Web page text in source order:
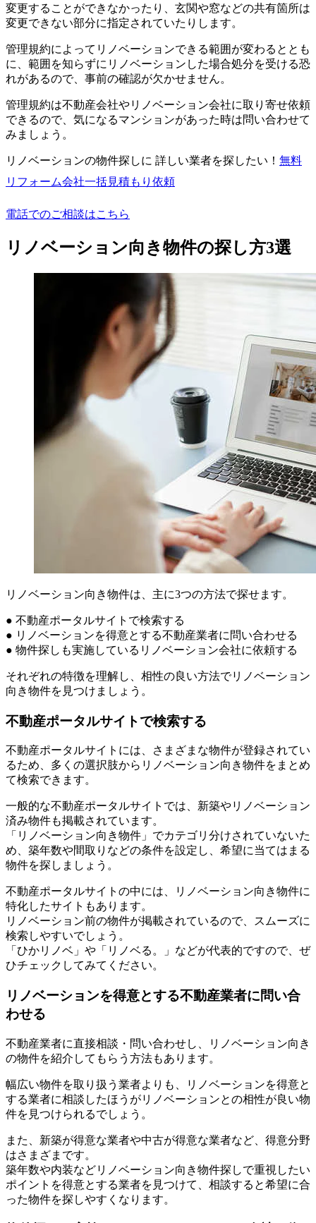
変更することができなかったり、玄関や窓などの共有箇所は
変更できない部分に指定されていたりします。
管理規約によってリノベーションできる範囲が変わるととも
に、範囲を知らずにリノベーションした場合処分を受ける恐
れがあるので、事前の確認が欠かせません。
管理規約は不動産会社やリノベーション会社に取り寄せ依頼
できるので、気になるマンションがあった時は問い合わせて
みましょう。
リノベーションの物件探しに 詳しい業者を探したい！ 無料
リフォーム会社一括見積もり依頼
電話でのご相談はこちら
リノベーション向き物件の探し方3選
リノベーション向き物件は、主に3つの方法で探せます。
● 不動産ポータルサイトで検索する
● リノベーションを得意とする不動産業者に問い合わせる
● 物件探しも実施しているリノベーション会社に依頼する
それぞれの特徴を理解し、相性の良い方法でリノベーション
向き物件を見つけましょう。
不動産ポータルサイトで検索する
不動産ポータルサイトには、さまざまな物件が登録されてい
るため、多くの選択肢からリノベーション向き物件をまとめ
て検索できます。
一般的な不動産ポータルサイトでは、新築やリノベーション
済み物件も掲載されています。
「リノベーション向き物件」でカテゴリ分けされていないた
め、築年数や間取りなどの条件を設定し、希望に当てはまる
物件を探しましょう。
不動産ポータルサイトの中には、リノベーション向き物件に
特化したサイトもあります。
リノベーション前の物件が掲載されているので、スムーズに
検索しやすいでしょう。
「ひかリノベ」や「リノベる。」などが代表的ですので、ぜ
ひチェックしてみてください。
リノベーションを得意とする不動産業者に問い合
わせる
不動産業者に直接相談・問い合わせし、リノベーション向き
の物件を紹介してもらう方法もあります。
幅広い物件を取り扱う業者よりも、リノベーションを得意と
する業者に相談したほうがリノベーションとの相性が良い物
件を見つけられるでしょう。
また、新築が得意な業者や中古が得意な業者など、得意分野
はさまざまです。
築年数や内装などリノベーション向き物件探しで重視したい
ポイントを得意とする業者を見つけて、相談すると希望に合
った物件を探しやすくなります。